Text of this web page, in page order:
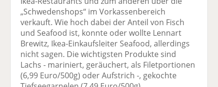
„Schwedenshops“ im Vorkassenbereich
verkauft. Wie hoch dabei der Anteil von Fisch
und Seafood ist, konnte oder wollte Lennart
Brewitz, Ikea-Einkaufsleiter Seafood, allerdings
nicht sagen. Die wichtigsten Produkte sind
Lachs - mariniert, geräuchert, als Filetportionen
(6,99 Euro/500g) oder Aufstrich -, gekochte